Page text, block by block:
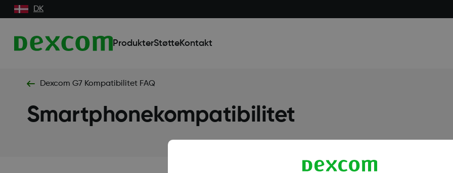
DK
ProdukterStøtteKontakt
Dexcom G7 Kompatibilitet FAQ
Smartphonekompatibilitet